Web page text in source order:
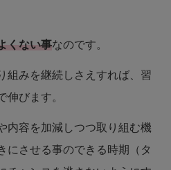
くない事なのです。
組みを継続しさえすれば、習
伸びます。
内容を加減しつつ取り組む機
にさせる事のできる時期（タ